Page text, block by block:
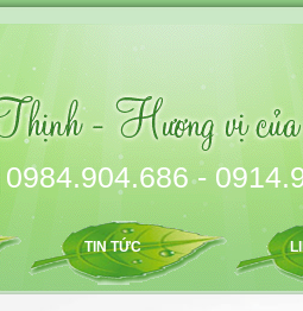
0984.904.686 -
TIN TỨC